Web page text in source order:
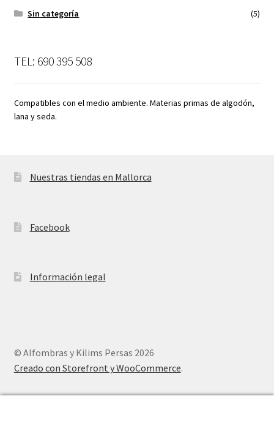
Sin categoría
(5)
TEL: 690 395 508
Compatibles con el medio ambiente. Materias primas de algodón,
lana y seda.
Nuestras tiendas en Mallorca
Facebook
Información legal
© Alfombras y Kilims Persas 2026
Creado con Storefront y WooCommerce.